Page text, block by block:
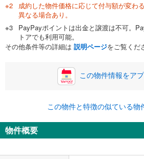
0万円
自己資金から住宅購入にかけられる金
い。一般的には物件価格の2割までが
閉じる
ボーナス
0円
ナス時の増額分（1回分）を入力して
ボーナス払いの限度額は金融機関に
閉じる
月々の返済額
成約した物件価格に応じて付与額が変わ
異なる場合あり。
PayPayポイントは出金と譲渡は不可。
トアでも利用可能。
その他条件等の詳細は 説明ページをご覧くだ
この物件情報をア
この物件と特徴の似ている物
物件概要